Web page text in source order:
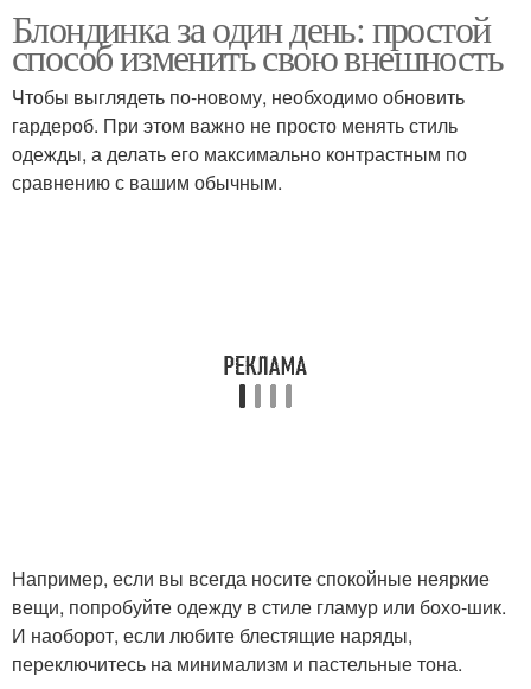
Волос при покраске Волос в блондинку
Аллергия на краску Реакции на краску
Блондинка за один день: простой
способ изменить свою внешность
Чтобы выглядеть по-новому, необходимо обновить
гардероб. При этом важно не просто менять стиль
одежды, а делать его максимально контрастным по
сравнению с вашим обычным.
Например, если вы всегда носите спокойные неяркие
вещи, попробуйте одежду в стиле гламур или бохо-шик.
И наоборот, если любите блестящие наряды,
переключитесь на минимализм и пастельные тона.